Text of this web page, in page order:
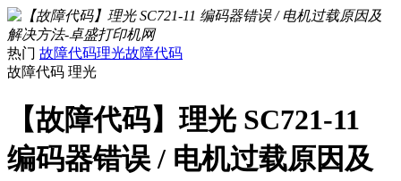
热门 故障代码理光故障代码
故障代码 理光
【故障代码】理光 SC721-11
编码器错误 / 电机过载原因及